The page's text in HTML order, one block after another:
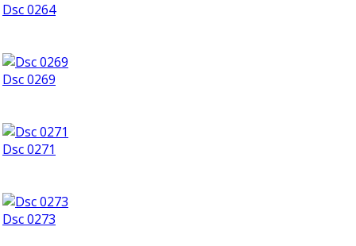
Dsc 0264
Dsc 0269
Dsc 0271
Dsc 0273